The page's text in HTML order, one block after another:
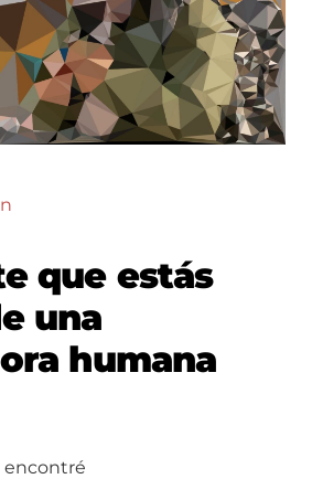
que estás
una
humana
encontré